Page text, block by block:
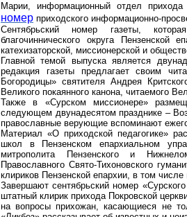
Марии, информационный отдел
номер приходского информационно-
Сентябрьский номер газеты,
благочиннического округа Пензенской
катехизаторской, миссионерской и
Главной темой выпуска является
редакция газеты предлагает своим
Богородицы» святителя Андрея
Великого покаянного канона, читаемого
Также в «Сурском миссионере»
следующем двунадесятом празднике –
православные верующие вспоминают
Материал «О приходской педагогике»
школ в Пензенском епархиальном
митрополита Пензенского и
Православного Свято-Тихоновского
клириков Пензенской епархии, в том
Завершают сентябрьский номер
штатный клирик прихода Покровской
на вопросы прихожан, касающиеся не